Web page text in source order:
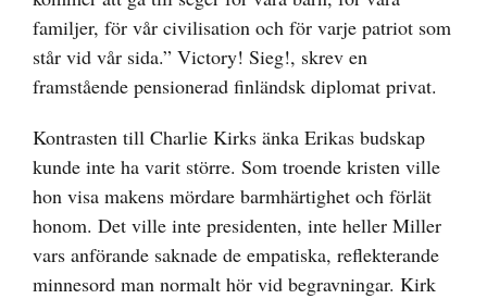
familjer, för vår civilisation och för varje patriot som
står vid vår sida.” Victory! Sieg!, skrev en
framstående pensionerad finländsk diplomat privat.
Kontrasten till Charlie Kirks änka Erikas budskap
kunde inte ha varit större. Som troende kristen ville
hon visa makens mördare barmhärtighet och förlät
honom. Det ville inte presidenten, inte heller Miller
vars anförande saknade de empatiska, reflekterande
minnesord man normalt hör vid begravningar. Kirk